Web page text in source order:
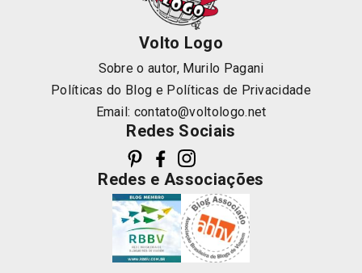
Volto Logo
Sobre o autor, Murilo Pagani
Políticas do Blog e Políticas de Privacidade
Email: contato@voltologo.net
Redes Sociais
Redes e Associações